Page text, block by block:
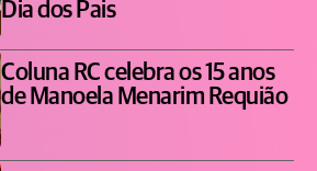
Dia dos Pais
Coluna RC celebra os 15 anos
de Manoela Menarim Requião